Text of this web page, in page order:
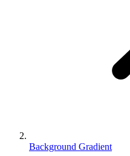
Background Gradient